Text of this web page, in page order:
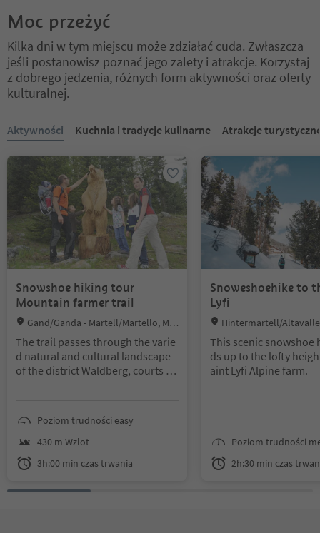
Moc przeżyć
Kilka dni w tym miejscu może zdziałać cuda. Zwłaszcza
jeśli postanowisz poznać jego zalety i atrakcje. Korzystaj
z dobrego jedzenia, różnych form aktywności oraz oferty
kulturalnej.
Znajdujesz się na suwaku z zakładkami. Wybierz zakładkę, aby
Aktywności Kuchnia i tradycje kulinarne Atrakcje
Snowshoe hiking tour
Mountain farmer trail
Location:
Gand/Ganda - Martell/Martello, Mar
The trail passes through the varie
d natural and cultural landscape
of the district Waldberg, courts an
at the "Niederhof", from there foll
ow the forest road to the "Oberho
f", where the path no.26 leads up
hill through the forest. This path l
Poziom trudności easy
430 m Wzlot
3h:00 min czas trwania
Snoweshoehike to
Lyfi
Location:
Hintermartell/
This scenic snowshoe
ds up to the lofty
aint Lyfi Alpine farm.
Poziom trudności
2h:30 min czas